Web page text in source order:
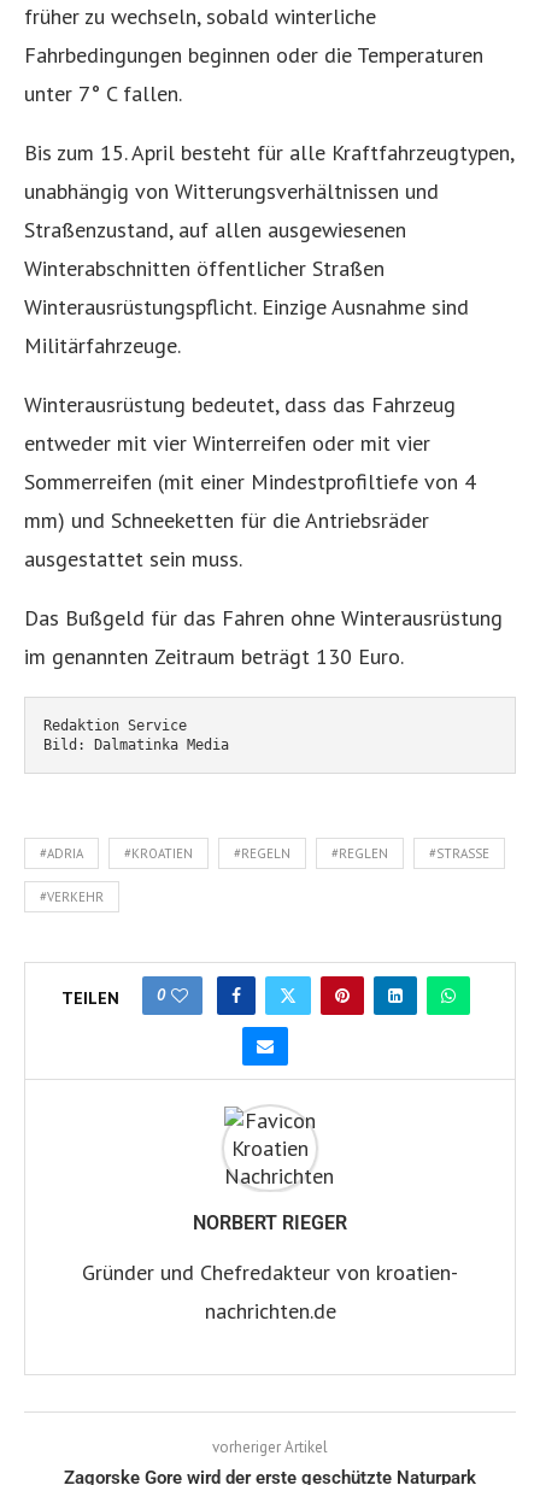
früher zu wechseln, sobald winterliche
Fahrbedingungen beginnen oder die Temperaturen
unter 7° C fallen.
Bis zum 15. April besteht für alle Kraftfahrzeugtypen,
unabhängig von Witterungsverhältnissen und
Straßenzustand, auf allen ausgewiesenen
Winterabschnitten öffentlicher Straßen
Winterausrüstungspflicht. Einzige Ausnahme sind
Militärfahrzeuge.
Winterausrüstung bedeutet, dass das Fahrzeug
entweder mit vier Winterreifen oder mit vier
Sommerreifen (mit einer Mindestprofiltiefe von 4
mm) und Schneeketten für die Antriebsräder
ausgestattet sein muss.
Das Bußgeld für das Fahren ohne Winterausrüstung
im genannten Zeitraum beträgt 130 Euro.
Redaktion Service
Bild: Dalmatinka Media
#ADRIA #KROATIEN #REGELN #REGLEN #STRASSE
#VERKEHR
TEILEN 0
NORBERT RIEGER
Gründer und Chefredakteur von kroatien-
nachrichten.de
vorheriger Artikel
Zagorske Gore wird der erste geschützte Naturpark